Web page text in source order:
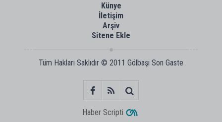
Künye
İletişim
Arşiv
Sitene Ekle
Tüm Hakları Saklıdır © 2011 Gölbaşı Son Gaste
Haber Scripti